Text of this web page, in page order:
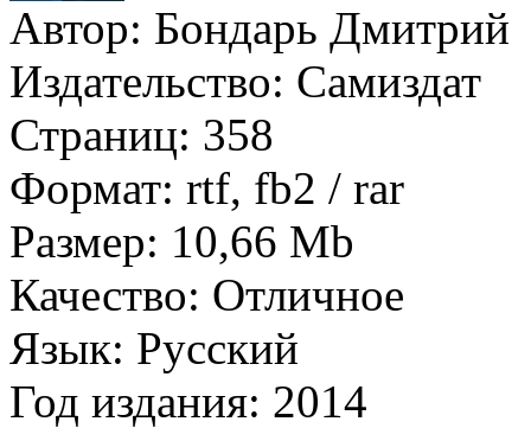
Автор: Бондарь Дмитрий
Издательство: Самиздат
Страниц: 358
Формат: rtf, fb2 / rar
Размер: 10,66 Mb
Качество: Отличное
Язык: Русский
Год издания: 2014